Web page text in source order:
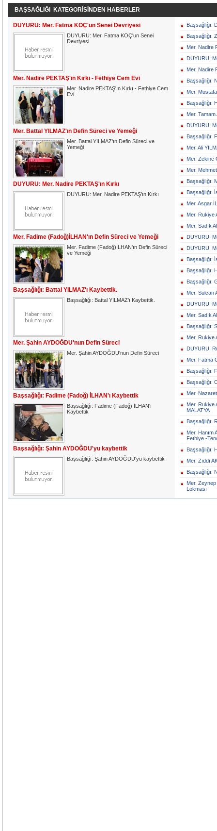
BAŞSAĞLIĞI KATEGORİSİNDEN HABERLER
DUYURU: Mer. Fatma KOÇ'un Senei Devriyesi
DUYURU: Mer. Fatma KOÇ'un Senei
Devriyesi
Mer. Nadire PEKTAŞ'ın Kırkı - Fethiye Cem Evi
Mer. Nadire PEKTAŞ'ın Kırkı - Fethiye Cem
Evi
Mer. Battal YILMAZ'ın Defin Süreci ve Yemeği
Mer. Battal YILMAZ'ın Defin Süreci ve
Yemeği
DUYURU: Mer. Nadire PEKTAŞ'ın Kırkı
DUYURU: Mer. Nadire PEKTAŞ'ın Kırkı
Mer. Fadime (Fadoğ)İLHAN'ın Defin Süreci ve Yemeği
Mer. Fadime (Fadoğ)İLHAN'ın Defin Süreci
ve Yemeği
Başsağlığı: Battal YILMAZ'ı Kaybettik.
Başsağlığı: Battal YILMAZ'ı Kaybettik.
Mer. Şahin AYDOĞDU'nun Defin Süreci
Mer. Şahin AYDOĞDU'nun Defin Süreci
Başsağlığı: Fadime (Fadoğ) İLHAN'ı Kaybettik
Başsağlığı: Fadime (Fadoğ) İLHAN'ı
Kaybettik
Başsağlığı: Şahin AYDOĞDU'yu kaybettik
Başsağlığı: Şahin AYDOĞDU'yu kaybettik
Başsağlığı:
Başsağlığı:
Mer. Nadire
DUYURU:
Mer. Nadire
Başsağlığı:
Mer.
Başsağlığı:
Mer. Tamam
DUYURU:
Başsağlığı:
Mer. Ali
Mer. Zekine
Mer.
Başsağlığı:
Başsağlığı:
Mer. Asgar
Mer. Rukiye
Mer. Sadık
DUYURU:
DUYURU:
Başsağlığı:
Başsağlığı:
Başsağlığı:
Mer. Sülcan
DUYURU:
Mer. Sadık
Başsağlığı:
Mer. Rukiye
DUYURU:
Mer. Fatma
Başsağlığı:
Başsağlığı:
Mer.
Mer. Rukiye
MALATYA
Başsağlığı:
Mer. Hanım
Fethiye -
Başsağlığı:
Mer. Zıddı
Başsağlığı:
Mer.
Lokması